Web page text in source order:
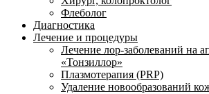
Флеболог
Диагностика
Лечение и процедуры
Лечение лор-заболеваний на
«Тонзиллор»
Плазмотерапия (PRP)
Удаление новообразований